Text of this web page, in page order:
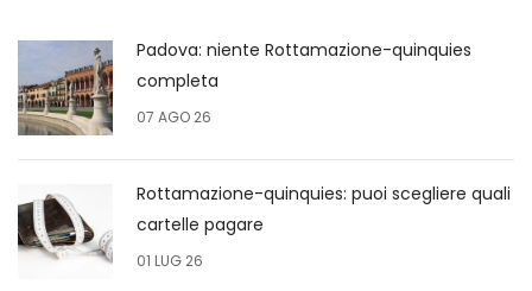
Padova: niente Rottamazione-quinquies
completa
07 AGO 26
Rottamazione-quinquies: puoi scegliere quali
cartelle pagare
01 LUG 26